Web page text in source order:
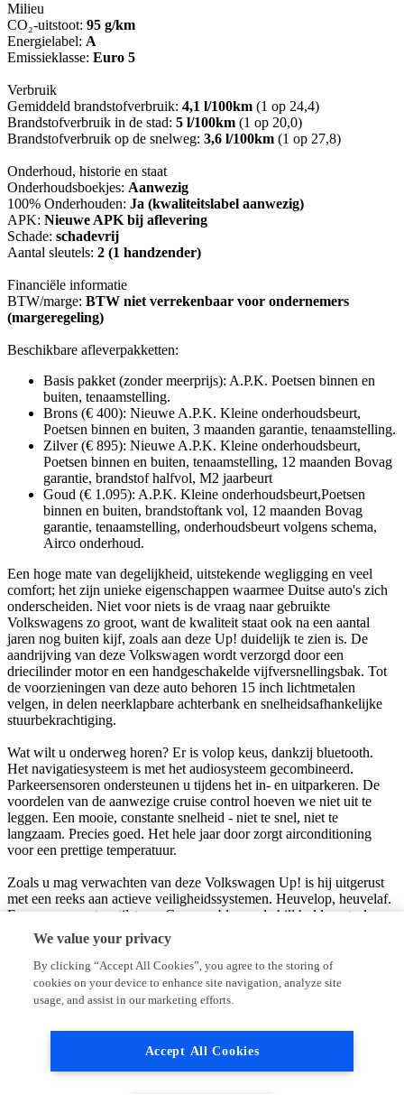
Milieu
CO₂-uitstoot: 95 g/km
Energielabel: A
Emissieklasse: Euro 5
Verbruik
Gemiddeld brandstofverbruik: 4,1 l/100km (1 op 24,4)
Brandstofverbruik in de stad: 5 l/100km (1 op 20,0)
Brandstofverbruik op de snelweg: 3,6 l/100km (1 op 27,8)
Onderhoud, historie en staat
Onderhoudsboekjes: Aanwezig
100% Onderhouden: Ja (kwaliteitslabel aanwezig)
APK: Nieuwe APK bij aflevering
Schade: schadevrij
Aantal sleutels: 2 (1 handzender)
Financiële informatie
BTW/marge: BTW niet verrekenbaar voor ondernemers
(margeregeling)
Beschikbare afleverpakketten:
Basis pakket (zonder meerprijs): A.P.K. Poetsen binnen en
buiten, tenaamstelling.
Brons (€ 400): Nieuwe A.P.K. Kleine onderhoudsbeurt,
Poetsen binnen en buiten, 3 maanden garantie, tenaamstelling.
Zilver (€ 895): Nieuwe A.P.K. Kleine onderhoudsbeurt,
Poetsen binnen en buiten, tenaamstelling, 12 maanden Bovag
garantie, brandstof halfvol, M2 jaarbeurt
Goud (€ 1.095): A.P.K. Kleine onderhoudsbeurt,Poetsen
binnen en buiten, brandstoftank vol, 12 maanden Bovag
garantie, tenaamstelling, onderhoudsbeurt volgens schema,
Airco onderhoud.
Een hoge mate van degelijkheid, uitstekende wegligging en veel
comfort; het zijn unieke eigenschappen waarmee Duitse auto's zich
onderscheiden. Niet voor niets is de vraag naar gebruikte
Volkswagens zo groot, want de kwaliteit staat ook na een aantal
jaren nog buiten kijf, zoals aan deze Up! duidelijk te zien is. De
aandrijving van deze Volkswagen wordt verzorgd door een
driecilinder motor en een handgeschakelde vijfversnellingsbak. Tot
de voorzieningen van deze auto behoren 15 inch lichtmetalen
velgen, in delen neerklapbare achterbank en snelheidsafhankelijke
stuurbekrachtiging.
Wat wilt u onderweg horen? Er is volop keus, dankzij bluetooth.
Het navigatiesysteem is met het audiosysteem gecombineerd.
Parkeersensoren ondersteunen u tijdens het in- en uitparkeren. De
voordelen van de aanwezige cruise control hoeven we niet uit te
leggen. Een mooie, constante snelheid - niet te snel, niet te
langzaam. Precies goed. Het hele jaar door zorgt airconditioning
voor een prettige temperatuur.
Zoals u mag verwachten van deze Volkswagen Up! is hij uitgerust
met een reeks aan actieve veiligheidssystemen. Heuvelop, heuvelaf.
En opeens moet u stilstaan. Geen probleem, de hill hold control
houdt deze Volkswagen Up! perfect op z'n plaats tot u weer verder
Indien u interesse heeft in deze auto, zetten we hem graag klaar voor
een proefrit. We horen graag van u, mailt of belt u ons meteen?
De advertentieteksten, accessoires en opties die in onze advertentie
We value your privacy
By clicking “Accept All Cookies”, you agree to the storing of
cookies on your device to enhance site navigation, analyze site
usage, and assist in our marketing efforts.
Accept All Cookies